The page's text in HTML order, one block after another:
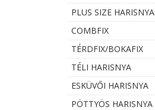
PLUS SIZE HARISNYA
COMBFIX
TÉRDFIX/BOKAFIX
TÉLI HARISNYA
ESKÜVŐI HARISNYA
PÖTTYÖS HARISNYA